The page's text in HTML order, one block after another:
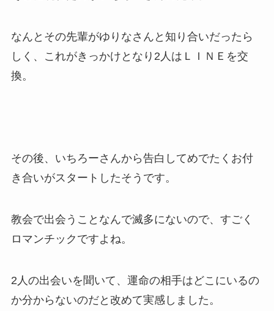
なんとその先輩がゆりなさんと知り合いだったら
しく、これがきっかけとなり2人はＬＩＮＥを交
換。
その後、いちろーさんから告白してめでたくお付
き合いがスタートしたそうです。
教会で出会うことなんで滅多にないので、すごく
ロマンチックですよね。
2人の出会いを聞いて、運命の相手はどこにいるの
か分からないのだと改めて実感しました。